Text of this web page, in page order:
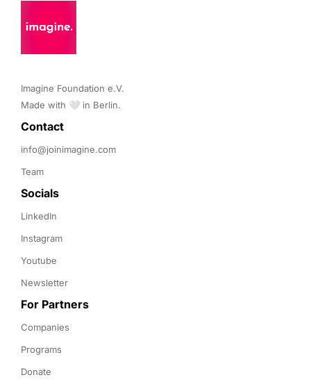
Imagine Foundation e.V.
Made with 🤍 in Berlin.
Contact
info@joinimagine.com
Team
Socials
LinkedIn
Instagram
Youtube
Newsletter
For Partners
Companies
Programs
Donate